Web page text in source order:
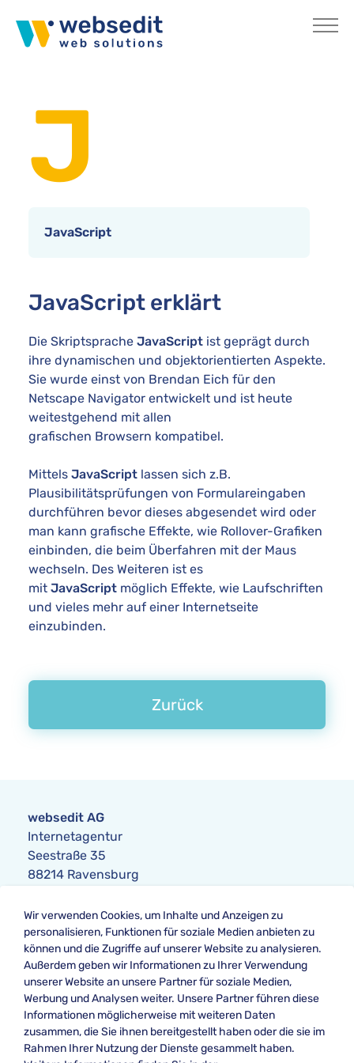
Home Internetlexikon
J
JavaScript
JavaScript erklärt
Die Skriptsprache JavaScript ist geprägt durch
ihre dynamischen und objektorientierten Aspekte.
Sie wurde einst von Brendan Eich für den
Netscape Navigator entwickelt und ist heute
weitestgehend mit allen
grafischen Browsern kompatibel.
Mittels JavaScript lassen sich z.B.
Plausibilitätsprüfungen von Formulareingaben
durchführen bevor dieses abgesendet wird oder
man kann grafische Effekte, wie Rollover-Grafiken
einbinden, die beim Überfahren mit der Maus
wechseln. Des Weiteren ist es
mit JavaScript möglich Effekte, wie Laufschriften
und vieles mehr auf einer Internetseite
einzubinden.
Zurück
websedit AG
Internetagentur
Seestraße 35
88214 Ravensburg
Telefon:+49 751 354104-0
Telefax: +49 751 354104-42
E-Mail:anfrage@websedit.de
Unsere Bewertung bei
★★★★★ Google
Wir verwenden Cookies, um Inhalte und Anzeigen zu
personalisieren, Funktionen für soziale Medien anbieten zu
können und die Zugriffe auf unserer Website zu analysieren.
Außerdem geben wir Informationen zu Ihrer Verwendung
unserer Website an unsere Partner für soziale Medien,
Werbung und Analysen weiter. Unsere Partner führen diese
Informationen möglicherweise mit weiteren Daten
zusammen, die Sie ihnen bereitgestellt haben oder die sie im
Rahmen Ihrer Nutzung der Dienste gesammelt haben.